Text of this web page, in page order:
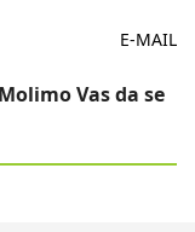
E-MAIL
Vas da se